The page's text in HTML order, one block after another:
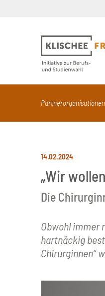
Suchbegriff
Partnerorganisationen
14.02.2024
„Wir
Die
Obwohl immer
hartnäckig
Chirurginnen“